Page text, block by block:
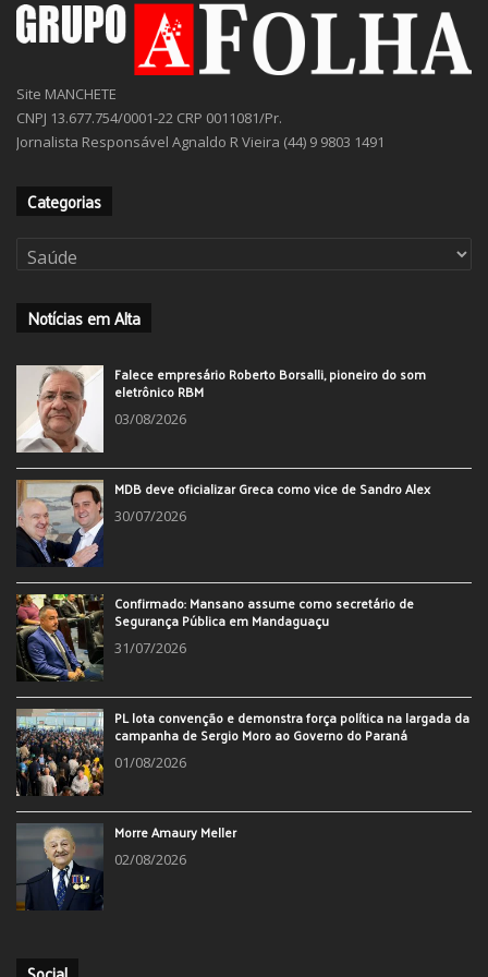
Site MANCHETE
CNPJ 13.677.754/0001-22 CRP 0011081/Pr.
Jornalista Responsável Agnaldo R Vieira (44) 9 9803 1491
Categorias
Categorias
Notícias em Alta
Falece empresário Roberto Borsalli, pioneiro do som
eletrônico RBM
03/08/2026
MDB deve oficializar Greca como vice de Sandro Alex
30/07/2026
Confirmado: Mansano assume como secretário de
Segurança Pública em Mandaguaçu
31/07/2026
PL lota convenção e demonstra força política na largada da
campanha de Sergio Moro ao Governo do Paraná
01/08/2026
Morre Amaury Meller
02/08/2026